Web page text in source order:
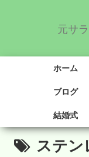
元サ
ホーム
ブログ
結婚式
ステン